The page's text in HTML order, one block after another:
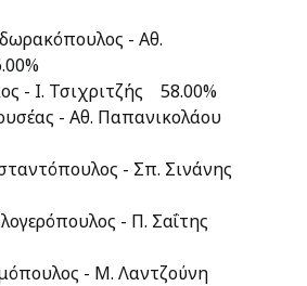
- Αθ.
- Ι. Τσιχριτζής 58.00%
- Αθ. Παπανικολάου
- Σπ. Σινάνης
- Π. Σαΐτης
- Μ. Λαντζούνη